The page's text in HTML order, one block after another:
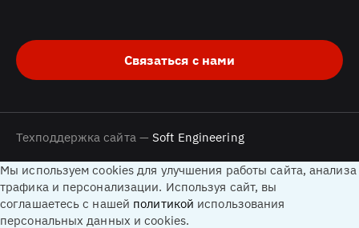
Связаться с нами
Техподдержка сайта —Soft Engineering
Мы используем cookies для улучшения работы сайта, анализа
трафика и персонализации. Используя сайт, вы
соглашаетесь с нашей политикой использования
персональных данных и cookies.